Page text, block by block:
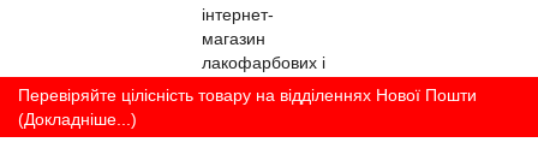
Перевіряйте цілісність товару на відділеннях Нової Пошти
(Докладніше...)